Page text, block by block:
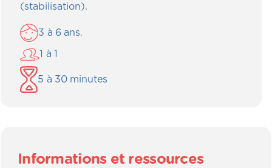
(stabilisation).
3 à 6 ans.
1 à 1
5 à 30 minutes
Informations et ressources